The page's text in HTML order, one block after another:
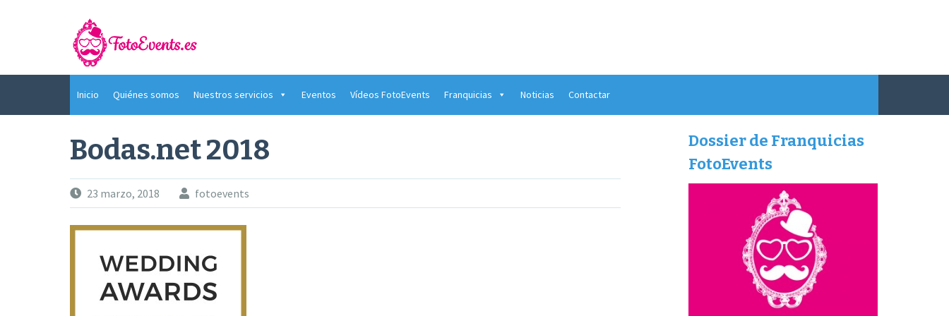
Inicio Quiénes somos Nuestros servicios Eventos Vídeos FotoEvents Franquicias Noticias Contactar
Bodas.net 2018
23 marzo, 2018 fotoevents
Dossier de Franquicias
FotoEvents